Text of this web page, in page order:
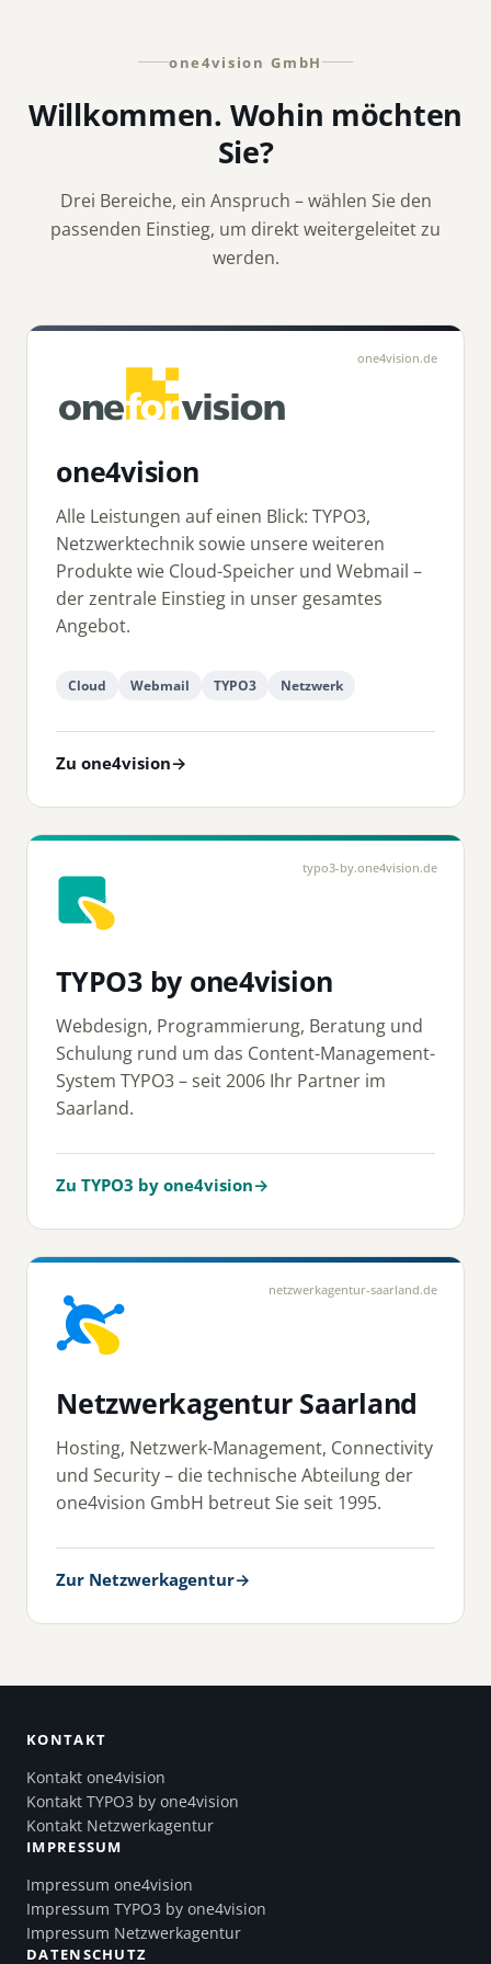
one4vision GmbH
Willkommen. Wohin möchten
Sie?
Drei Bereiche, ein Anspruch – wählen Sie den
passenden Einstieg, um direkt weitergeleitet zu
werden.
one4vision.de
one4vision
Alle Leistungen auf einen Blick: TYPO3,
Netzwerktechnik sowie unsere weiteren
Produkte wie Cloud-Speicher und Webmail –
der zentrale Einstieg in unser gesamtes
Angebot.
Cloud Webmail TYPO3 Netzwerk
Zu one4vision→
typo3-by.one4vision.de
TYPO3 by one4vision
Webdesign, Programmierung, Beratung und
Schulung rund um das Content-Management-
System TYPO3 – seit 2006 Ihr Partner im
Saarland.
Zu TYPO3 by one4vision→
netzwerkagentur-saarland.de
Netzwerkagentur Saarland
Hosting, Netzwerk-Management, Connectivity
und Security – die technische Abteilung der
one4vision GmbH betreut Sie seit 1995.
Zur Netzwerkagentur→
KONTAKT
Kontakt one4vision
Kontakt TYPO3 by one4vision
Kontakt Netzwerkagentur
IMPRESSUM
Impressum one4vision
Impressum TYPO3 by one4vision
Impressum Netzwerkagentur
DATENSCHUTZ